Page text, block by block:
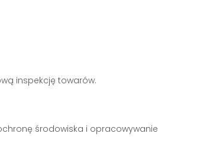
inspekcję towarów.
środowiska i opracowywanie